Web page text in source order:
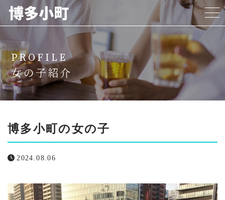
ホーム
博多小町について
料金プラン
女の子紹介
PROFILE
女の子紹介
博多小町の女の子
2024.08.06